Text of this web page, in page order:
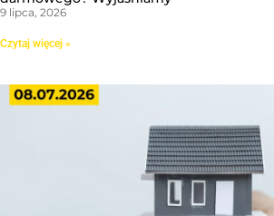
9 lipca, 2026
Czytaj więcej »